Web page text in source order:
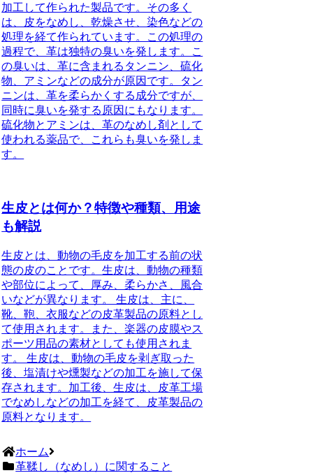
加工して作られた製品です。その多く
は、皮をなめし、乾燥させ、染色などの
処理を経て作られています。この処理の
過程で、革は独特の臭いを発します。こ
の臭いは、革に含まれるタンニン、硫化
物、アミンなどの成分が原因です。タン
ニンは、革を柔らかくする成分ですが、
同時に臭いを発する原因にもなります。
硫化物とアミンは、革のなめし剤として
使われる薬品で、これらも臭いを発しま
す。
生皮とは何か？特徴や種類、用途
も解説
生皮とは、動物の毛皮を加工する前の状
態の皮のことです。生皮は、動物の種類
や部位によって、厚み、柔らかさ、風合
いなどが異なります。 生皮は、主に、
靴、鞄、衣服などの皮革製品の原料とし
て使用されます。また、楽器の皮膜やス
ポーツ用品の素材としても使用されま
す。 生皮は、動物の毛皮を剥ぎ取った
後、塩漬けや燻製などの加工を施して保
存されます。加工後、生皮は、皮革工場
でなめしなどの加工を経て、皮革製品の
原料となります。
ホーム
革鞣し（なめし）に関すること